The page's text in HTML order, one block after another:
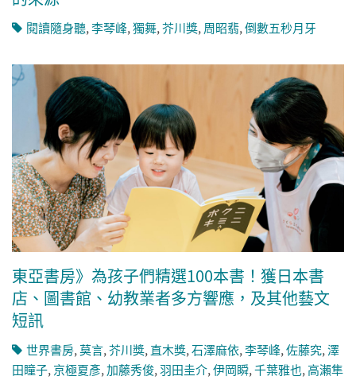
閱讀隨身聽,李琴峰,獨舞,芥川獎, 周昭翡,倒數五秒月牙
東亞書房》為孩子們精選100本書！獲日本書
店、圖書館、幼教業者多方響應，及其他藝文
短訊
世界書房,莫言,芥川獎,直木獎,石澤麻依,李琴峰,佐藤究,澤
田瞳子,京極夏彥,加藤秀俊,羽田圭介,伊岡瞬,千葉雅也,高瀨隼